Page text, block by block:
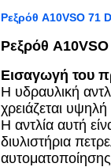
Ρεξρόθ A10VSO 71
Ρεξρόθ
Εισαγωγή του
Η υδραυλική
χρειάζεται
Η αντλία αυτή
διυλιστήρια